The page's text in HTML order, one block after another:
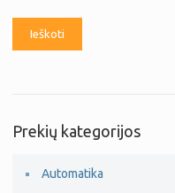
Ieškoti
Prekių kategorijos
Automatika